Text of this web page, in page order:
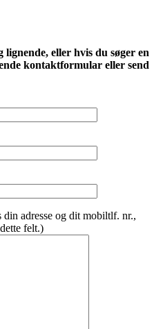
eller hvis du søger en
kontaktformular eller send
adresse og dit mobiltlf. nr.,
felt.)